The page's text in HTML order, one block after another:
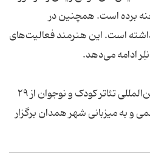
برده است. همچنین در
است. این هنرمند فعالیت‌های
ادامه می‌دهد.
بیست و پنجمین جشنواره بین‌المللی تئاتر کودک و نوجوان از ۲۹
کاظمی و به میزبانی شهر همدان برگزار